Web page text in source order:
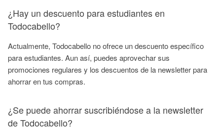
¿Hay un descuento para estudiantes en
Todocabello?
Actualmente, Todocabello no ofrece un descuento específico
para estudiantes. Aun así, puedes aprovechar sus
promociones regulares y los descuentos de la newsletter para
ahorrar en tus compras.
¿Se puede ahorrar suscribiéndose a la newsletter
de Todocabello?